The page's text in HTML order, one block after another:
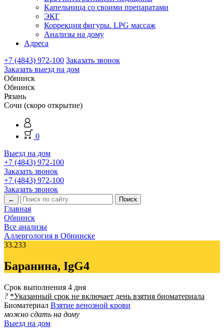
Капельница со своими препаратами
ЭКГ
Коррекция фигуры. LPG массаж
Анализы на дому
Адреса
+7 (4843) 972-100 Заказать звонок
Заказать выезд на дом
Обнинск
Обнинск
Рязань
Сочи (скоро открытие)
0
Выезд на дом
+7 (4843) 972-100
Заказать звонок
+7 (4843) 972-100
Заказать звонок
←
Главная
Обнинск
Все анализы
Аллергология в Обнинске
33.233
Баранина, IgG4
Срок выполнения 4 дня
? *Указанный срок не включает день взятия биоматериала
Биоматериал Взятие венозной крови
можно сдать на дому
Выезд на дом